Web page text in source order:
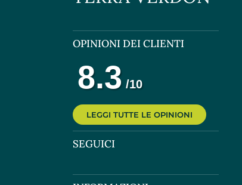
OPINIONI DEI CLIENTI
LEGGI TUTTE LE OPINIONI
SEGUICI